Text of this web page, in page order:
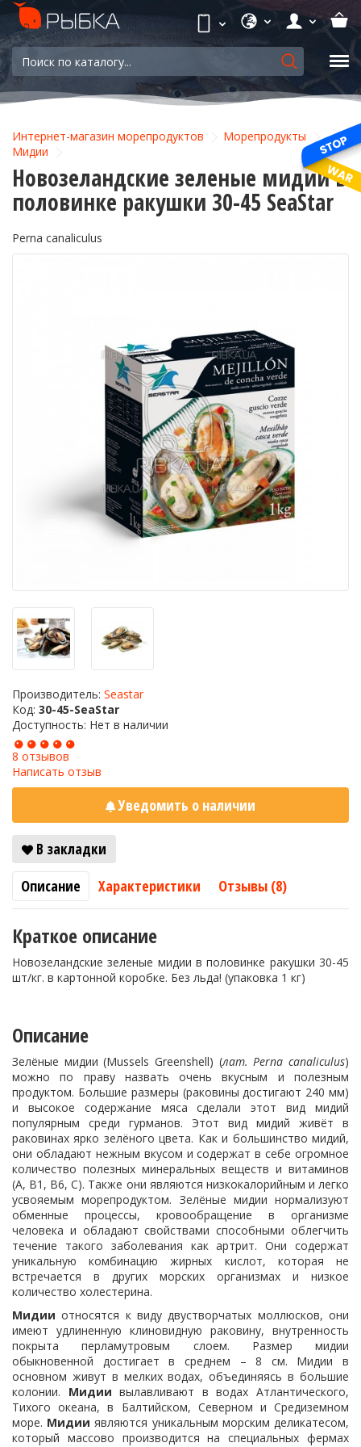
Интернет-магазин морепродуктов
Морепродукты
Мидии
Новозеландские зеленые мидии в
половинке ракушки 30-45 SeaStar
Perna canaliculus
Производитель: Seastar
Код: 30-45-SeaStar
Доступность: Нет в наличии
8 отзывов
Написать отзыв
Уведомить о наличии
В закладки
Описание
Характеристики Отзывы (8)
Краткое описание
Новозеландские зеленые мидии в половинке ракушки 30-45
шт/кг. в картонной коробке. Без льда! (упаковка 1 кг)
Описание
Зелёные мидии (Mussels Greenshell) (лат. Perna canaliculus)
можно по праву назвать очень вкусным и полезным
продуктом. Большие размеры (раковины достигают 240 мм)
и высокое содержание мяса сделали этот вид мидий
популярным среди гурманов. Этот вид мидий живёт в
раковинах ярко зелёного цвета. Как и большинство мидий,
они обладают нежным вкусом и содержат в себе огромное
количество полезных минеральных веществ и витаминов
(A, B1, B6, C). Также они являются низкокалорийным и легко
усвояемым морепродуктом. Зелёные мидии нормализуют
обменные процессы, кровообращение в организме
человека и обладают свойствами способными облегчить
течение такого заболевания как артрит. Они содержат
уникальную комбинацию жирных кислот, которая не
встречается в других морских организмах и низкое
количество холестерина.
Мидии относятся к виду двустворчатых моллюсков, они
имеют удлиненную клиновидную раковину, внутренность
покрыта перламутровым слоем. Размер мидии
обыкновенной достигает в среднем – 8 см. Мидии в
основном живут в мелких водах, объединяясь в большие
колонии. Мидии вылавливают в водах Атлантического,
Тихого океана, в Балтийском, Северном и Средиземном
море. Мидии являются уникальным морским деликатесом,
который массово производится на специальных фермах